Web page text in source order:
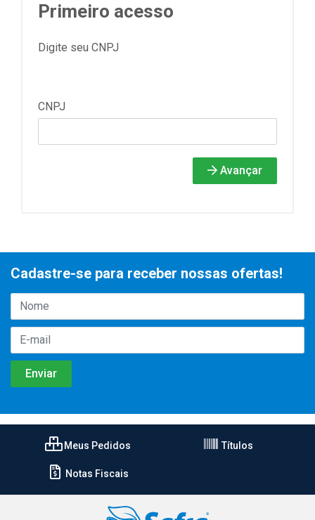
Primeiro acesso
Digite seu CNPJ
CNPJ
Avançar
Cadastre-se para receber nossas ofertas!
Meus Pedidos Títulos
Notas Fiscais